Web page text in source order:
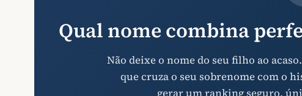
Qual nome combina
Não deixe o nome do seu filho ao
que cruza o seu sobrenome com o
gerar um ranking seguro,